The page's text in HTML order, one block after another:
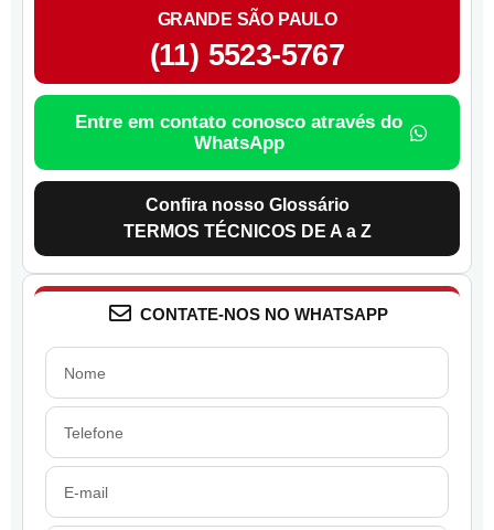
GRANDE SÃO PAULO
(11) 5523-5767
Entre em contato conosco através do
WhatsApp
Confira nosso Glossário
TERMOS TÉCNICOS DE A a Z
CONTATE-NOS NO WHATSAPP